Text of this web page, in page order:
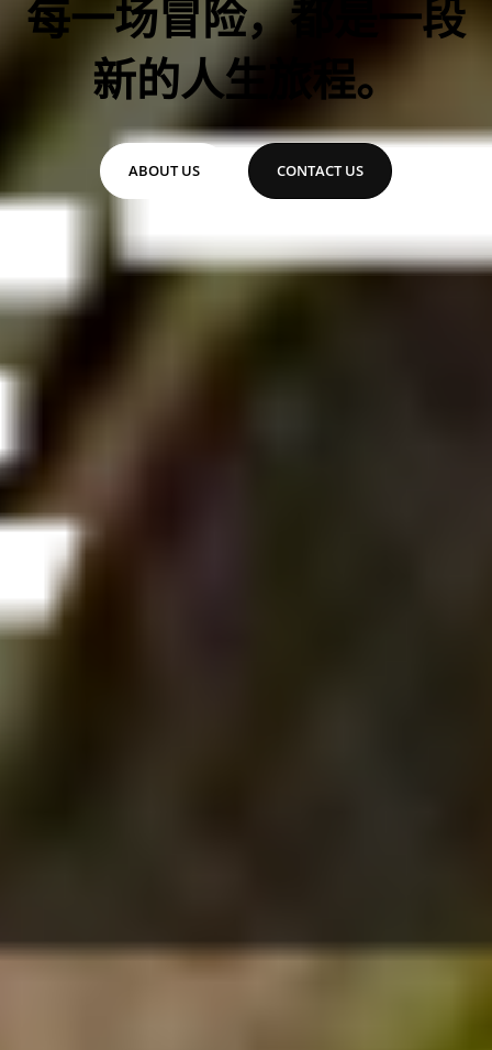
每一场冒险，都是一段
新的人生旅程。
ABOUT US CONTACT US